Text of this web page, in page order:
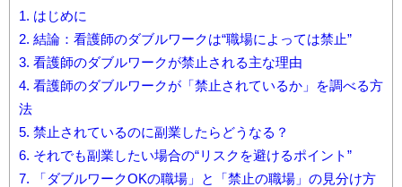
1. はじめに
2. 結論：看護師のダブルワークは“職場によっては禁止”
3. 看護師のダブルワークが禁止される主な理由
4. 看護師のダブルワークが「禁止されているか」を調べる方
法
5. 禁止されているのに副業したらどうなる？
6. それでも副業したい場合の“リスクを避けるポイント”
7. 「ダブルワークOKの職場」と「禁止の職場」の見分け方